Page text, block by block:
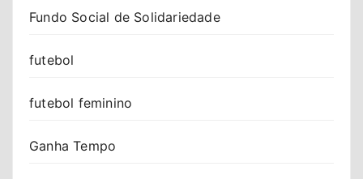
Fundo Social de Solidariedade
futebol
futebol feminino
Ganha Tempo